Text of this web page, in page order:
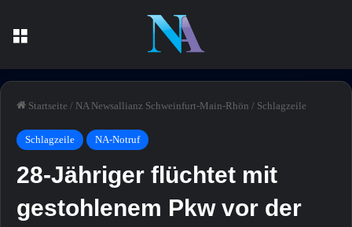
Startseite / NA Newsallianz Schweinfurt-Main-Rhön / Schlagzeile
Schlagzeile NA-Notruf
28-Jähriger flüchtet mit
gestohlenem Pkw vor der